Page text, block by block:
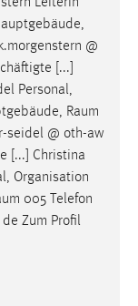
@
[...]
Personal,
Raum
seidel @ oth-aw
[...] Christina
Organisation
005 Telefon
Zum Profil